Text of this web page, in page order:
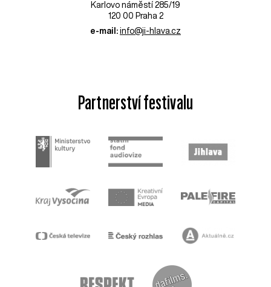
Karlovo náměstí 285/19
120 00 Praha 2
e-mail: info@ji-hlava.cz
Partnerství festivalu